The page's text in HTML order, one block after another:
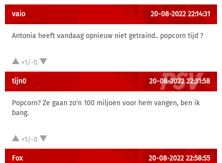
vaio 20-08-2022 22:14:31
Antonia heeft vandaag opnieuw niet getraind.. popcorn tijd ?
+1/-0
tijn0 20-08-2022 22:31:58
Popcorn? Ze gaan zo'n 100 miljoen voor hem vangen, ben ik
bang.
+1/-0
Fox 20-08-2022 22:58:55